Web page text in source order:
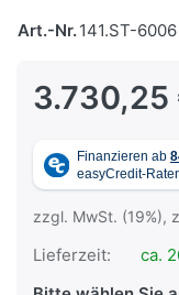
Art.-Nr.141.ST-6006
3.730,25
zzgl. MwSt. (19%),
Lieferzeit:
ca.